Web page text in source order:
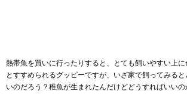
熱帯魚を買いに行ったりすると、とても飼いやすい上
とすすめられるグッピーですが、いざ家で飼ってみる
いのだろう？稚魚が生まれたんだけどどうすればいい